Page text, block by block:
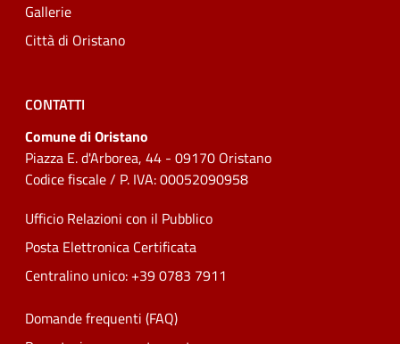
Gallerie
Città di Oristano
CONTATTI
Comune di Oristano
Piazza E. d'Arborea, 44 - 09170 Oristano
Codice fiscale / P. IVA: 00052090958
Ufficio Relazioni con il Pubblico
Posta Elettronica Certificata
Centralino unico: +39 0783 7911
Domande frequenti (FAQ)